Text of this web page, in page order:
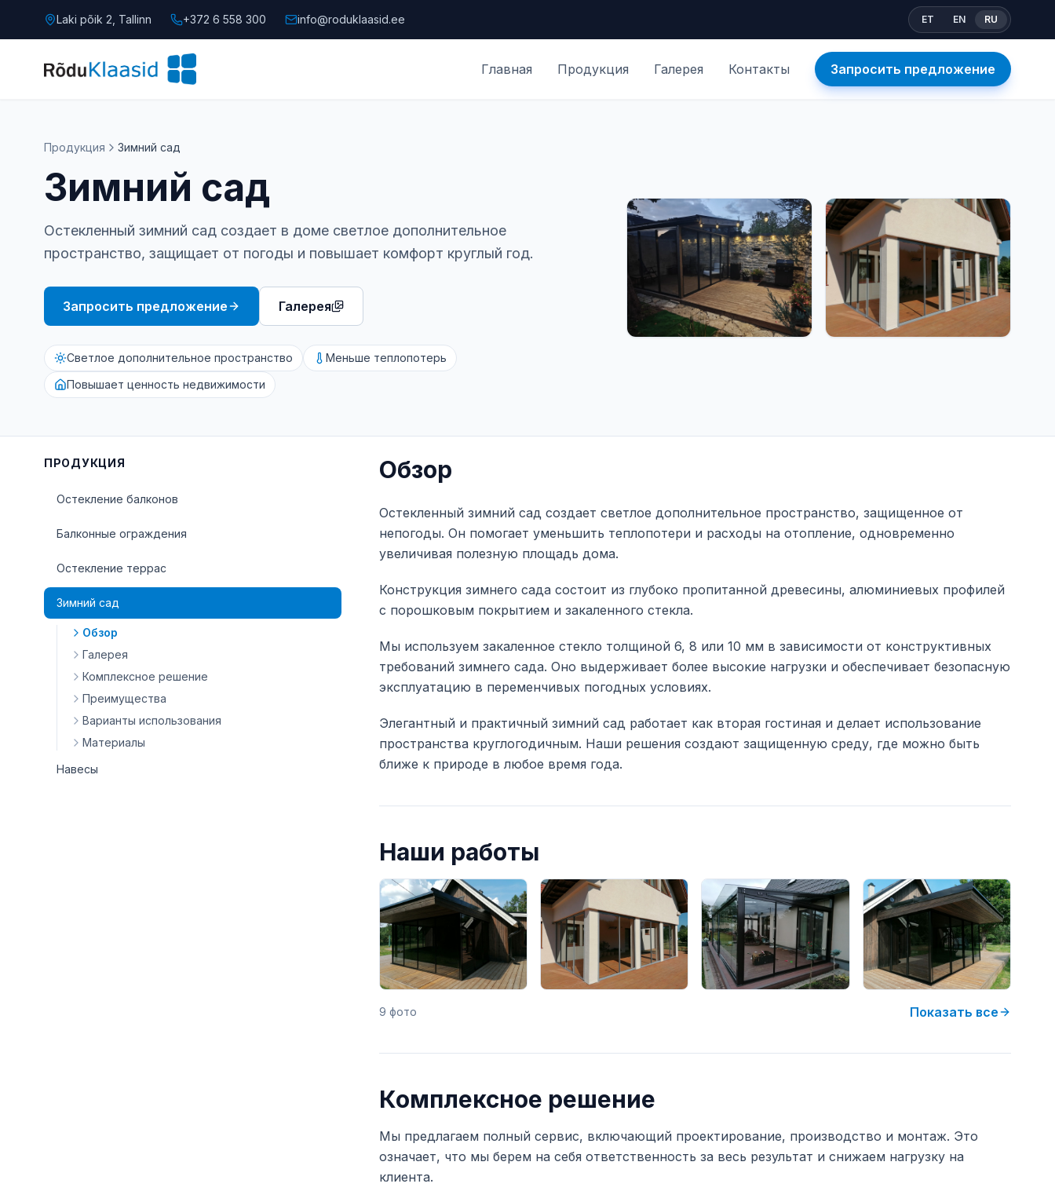
Laki põik 2, Tallinn +372 6 558 300 info@roduklaasid.ee ET EN RU
Главная Продукция Галерея Контакты Запросить предложение
Продукция Зимний сад
Зимний сад
Остекленный зимний сад создает в доме светлое дополнительное
пространство, защищает от погоды и повышает комфорт круглый год.
Запросить предложение Галерея
Светлое дополнительное пространство
Меньше теплопотерь
Повышает ценность недвижимости
ПРОДУКЦИЯ
Остекление балконов
Балконные ограждения
Остекление террас
Зимний сад
Обзор
Галерея
Комплексное решение
Преимущества
Варианты использования
Материалы
Навесы
Обзор
Остекленный зимний сад создает светлое дополнительное пространство, защищенное от
непогоды. Он помогает уменьшить теплопотери и расходы на отопление, одновременно
увеличивая полезную площадь дома.
Конструкция зимнего сада состоит из глубоко пропитанной древесины, алюминиевых профилей
с порошковым покрытием и закаленного стекла.
Мы используем закаленное стекло толщиной 6, 8 или 10 мм в зависимости от конструктивных
требований зимнего сада. Оно выдерживает более высокие нагрузки и обеспечивает безопасную
эксплуатацию в переменчивых погодных условиях.
Элегантный и практичный зимний сад работает как вторая гостиная и делает использование
пространства круглогодичным. Наши решения создают защищенную среду, где можно быть
ближе к природе в любое время года.
Наши работы
9 фото Показать все
Комплексное решение
Мы предлагаем полный сервис, включающий проектирование, производство и монтаж. Это
означает, что мы берем на себя ответственность за весь результат и снижаем нагрузку на
клиента.